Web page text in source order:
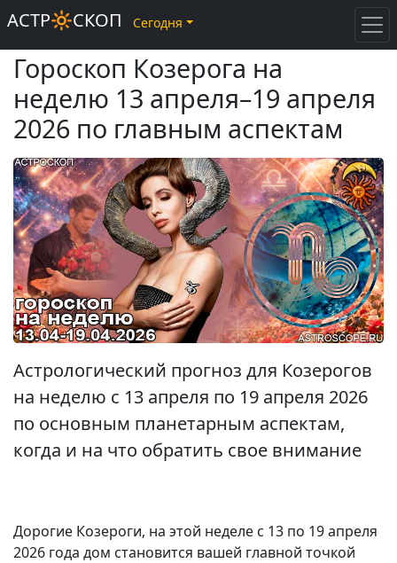
Гороскоп Козерога на
неделю 13 апреля–19 апреля
2026 по главным аспектам
Астрологический прогноз для Козерогов
на неделю с 13 апреля по 19 апреля 2026
по основным планетарным аспектам,
когда и на что обратить свое внимание
Дорогие Козероги, на этой неделе с 13 по 19 апреля
2026 года дом становится вашей главной точкой
АСТР🔆СКОП Сегодня